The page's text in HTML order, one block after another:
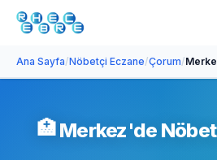
Ana Sayfa/Nöbetçi Eczane/Çorum/
🏥Merkez'de